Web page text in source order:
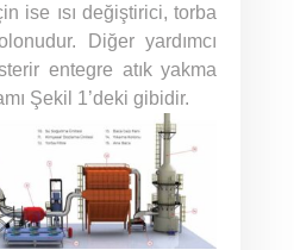
ise ısı değiştirici, torba
Diğer yardımcı
entegre atık yakma
Şekil 1’deki gibidir.